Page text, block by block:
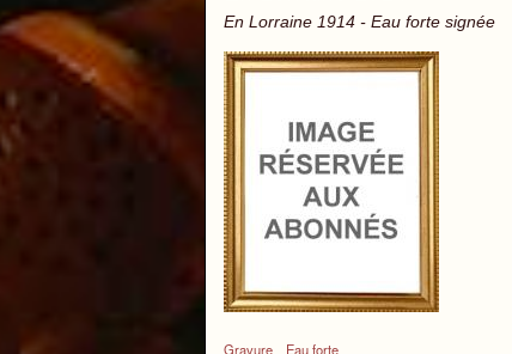
En Lorraine 1914 - Eau forte signée
Gravure Eau forte